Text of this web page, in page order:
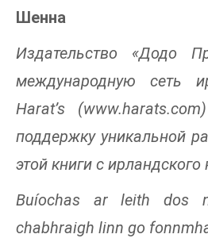
Шенна
Издательство «Додо
международную сеть
Harat’s
поддержку уникальной
этой книги с
Buíochas ar leith dos
chabhraigh linn go